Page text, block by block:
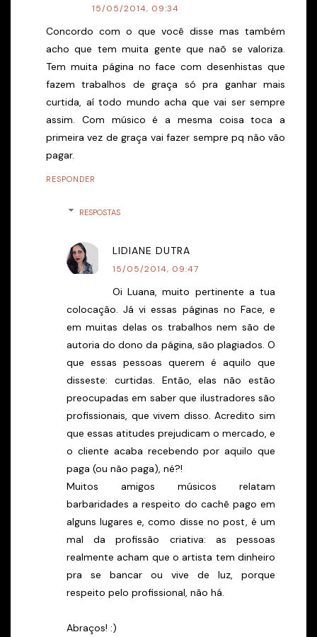
15/05/2014, 09:34
Concordo com o que você disse mas também
acho que tem muita gente que naõ se valoriza.
Tem muita página no face com desenhistas que
fazem trabalhos de graça só pra ganhar mais
curtida, aí todo mundo acha que vai ser sempre
assim. Com músico é a mesma coisa toca a
primeira vez de graça vai fazer sempre pq não vão
pagar.
RESPONDER
RESPOSTAS
LIDIANE DUTRA
15/05/2014, 09:47
Oi Luana, muito pertinente a tua
colocação. Já vi essas páginas no Face, e
em muitas delas os trabalhos nem são de
autoria do dono da página, são plagiados. O
que essas pessoas querem é aquilo que
disseste: curtidas. Então, elas não estão
preocupadas em saber que ilustradores são
profissionais, que vivem disso. Acredito sim
que essas atitudes prejudicam o mercado, e
o cliente acaba recebendo por aquilo que
paga (ou não paga), né?!
Muitos amigos músicos relatam
barbaridades a respeito do cachê pago em
alguns lugares e, como disse no post, é um
mal da profissão criativa: as pessoas
realmente acham que o artista tem dinheiro
pra se bancar ou vive de luz, porque
respeito pelo profissional, não há.
Abraços! :)